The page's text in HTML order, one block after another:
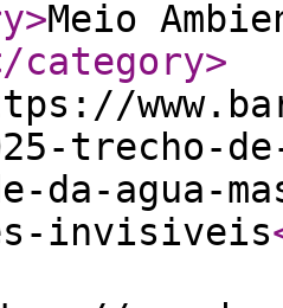
>Meio
category>
trecho-
da-agua-
invisiveis